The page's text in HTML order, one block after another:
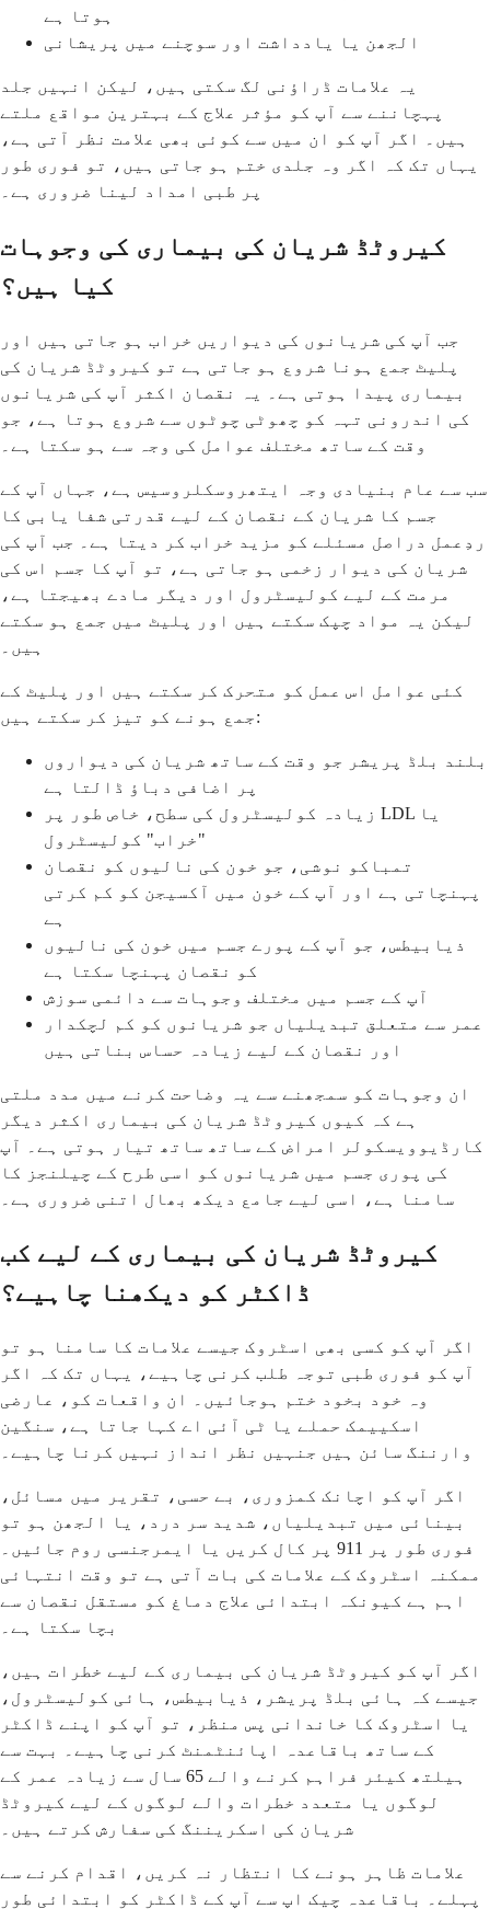
ہوتا ہے
الجھن یا یادداشت اور سوچنے میں پریشانی
یہ علامات ڈراؤنی لگ سکتی ہیں، لیکن انہیں جلد
پہچاننے سے آپ کو مؤثر علاج کے بہترین مواقع ملتے
ہیں۔ اگر آپ کو ان میں سے کوئی بھی علامت نظر آتی ہے،
یہاں تک کہ اگر وہ جلدی ختم ہو جاتی ہیں، تو فوری طور
پر طبی امداد لینا ضروری ہے۔
کیروٹڈ شریان کی بیماری کی وجوہات
کیا ہیں؟
جب آپ کی شریانوں کی دیواریں خراب ہو جاتی ہیں اور
پلیٹ جمع ہونا شروع ہو جاتی ہے تو کیروٹڈ شریان کی
بیماری پیدا ہوتی ہے۔ یہ نقصان اکثر آپ کی شریانوں
کی اندرونی تہہ کو چھوٹی چوٹوں سے شروع ہوتا ہے، جو
وقت کے ساتھ مختلف عوامل کی وجہ سے ہو سکتا ہے۔
سب سے عام بنیادی وجہ ایتھروسکلروسیس ہے، جہاں آپ کے
جسم کا شریان کے نقصان کے لیے قدرتی شفا یابی کا
ردِعمل دراصل مسئلے کو مزید خراب کر دیتا ہے۔ جب آپ کی
شریان کی دیوار زخمی ہو جاتی ہے، تو آپ کا جسم اس کی
مرمت کے لیے کولیسٹرول اور دیگر مادے بھیجتا ہے،
لیکن یہ مواد چپک سکتے ہیں اور پلیٹ میں جمع ہو سکتے
ہیں۔
کئی عوامل اس عمل کو متحرک کر سکتے ہیں اور پلیٹ کے
جمع ہونے کو تیز کر سکتے ہیں:
بلند بلڈ پریشر جو وقت کے ساتھ شریان کی دیواروں
پر اضافی دباؤ ڈالتا ہے
زیادہ کولیسٹرول کی سطح، خاص طور پر LDL یا
"خراب" کولیسٹرول
تمباکو نوشی، جو خون کی نالیوں کو نقصان
پہنچاتی ہے اور آپ کے خون میں آکسیجن کو کم کرتی
ہے
ذیابیطس، جو آپ کے پورے جسم میں خون کی نالیوں
کو نقصان پہنچا سکتا ہے
آپ کے جسم میں مختلف وجوہات سے دائمی سوزش
عمر سے متعلق تبدیلیاں جو شریانوں کو کم لچکدار
اور نقصان کے لیے زیادہ حساس بناتی ہیں
ان وجوہات کو سمجھنے سے یہ وضاحت کرنے میں مدد ملتی
ہے کہ کیوں کیروٹڈ شریان کی بیماری اکثر دیگر
کارڈیوویسکولر امراض کے ساتھ ساتھ تیار ہوتی ہے۔ آپ
کی پوری جسم میں شریانوں کو اسی طرح کے چیلنجز کا
سامنا ہے، اسی لیے جامع دیکھ بھال اتنی ضروری ہے۔
کیروٹڈ شریان کی بیماری کے لیے کب
ڈاکٹر کو دیکھنا چاہیے؟
اگر آپ کو کسی بھی اسٹروک جیسے علامات کا سامنا ہو تو
آپ کو فوری طبی توجہ طلب کرنی چاہیے، یہاں تک کہ اگر
وہ خود بخود ختم ہوجائیں۔ ان واقعات کو، عارضی
اسکییمک حملے یا ٹی آئی اے کہا جاتا ہے، سنگین
وارننگ سائن ہیں جنہیں نظر انداز نہیں کرنا چاہیے۔
اگر آپ کو اچانک کمزوری، بے حسی، تقریر میں مسائل،
بینائی میں تبدیلیاں، شدید سر درد، یا الجھن ہو تو
فوری طور پر 911 پر کال کریں یا ایمرجنسی روم جائیں۔
ممکنہ اسٹروک کے علامات کی بات آتی ہے تو وقت انتہائی
اہم ہے کیونکہ ابتدائی علاج دماغ کو مستقل نقصان سے
بچا سکتا ہے۔
اگر آپ کو کیروٹڈ شریان کی بیماری کے لیے خطرات ہیں،
جیسے کہ ہائی بلڈ پریشر، ذیابیطس، ہائی کولیسٹرول،
یا اسٹروک کا خاندانی پس منظر، تو آپ کو اپنے ڈاکٹر
کے ساتھ باقاعدہ اپائنٹمنٹ کرنی چاہیے۔ بہت سے
ہیلتھ کیئر فراہم کرنے والے 65 سال سے زیادہ عمر کے
لوگوں یا متعدد خطرات والے لوگوں کے لیے کیروٹڈ
شریان کی اسکریننگ کی سفارش کرتے ہیں۔
علامات ظاہر ہونے کا انتظار نہ کریں، اقدام کرنے سے
پہلے۔ باقاعدہ چیک اپ سے آپ کے ڈاکٹر کو ابتدائی طور